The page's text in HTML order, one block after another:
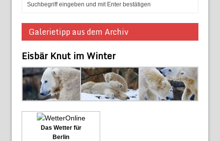
Galerietipp aus dem Archiv
Eisbär Knut im Winter
Das Wetter für
Berlin